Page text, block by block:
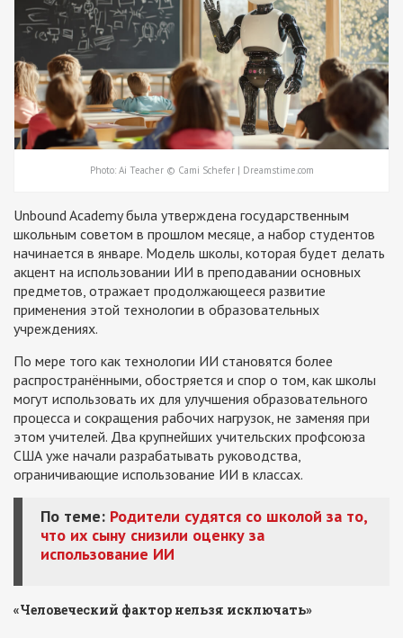
Photo: Ai Teacher © Cami Schefer | Dreamstime.com
Unbound Academy была утверждена государственным
школьным советом в прошлом месяце, а набор студентов
начинается в январе. Модель школы, которая будет делать
акцент на использовании ИИ в преподавании основных
предметов, отражает продолжающееся развитие
применения этой технологии в образовательных
учреждениях.
По мере того как технологии ИИ становятся более
распространёнными, обостряется и спор о том, как школы
могут использовать их для улучшения образовательного
процесса и сокращения рабочих нагрузок, не заменяя при
этом учителей. Два крупнейших учительских профсоюза
США уже начали разрабатывать руководства,
ограничивающие использование ИИ в классах.
По теме: Родители судятся со школой за то,
что их сыну снизили оценку за
использование ИИ
«Человеческий фактор нельзя исключать»